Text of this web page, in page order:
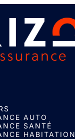
AUTO
SANTÉ
HABITATION